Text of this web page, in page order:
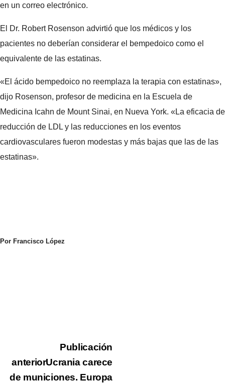
en un correo electrónico.
El Dr. Robert Rosenson advirtió que los médicos y los
pacientes no deberían considerar el bempedoico como el
equivalente de las estatinas.
«El ácido bempedoico no reemplaza la terapia con estatinas»,
dijo Rosenson, profesor de medicina en la Escuela de
Medicina Icahn de Mount Sinai, en Nueva York. «La eficacia de
reducción de LDL y las reducciones en los eventos
cardiovasculares fueron modestas y más bajas que las de las
estatinas».
Por Francisco López
Publicación
anteriorUcrania carece
de municiones. Europa